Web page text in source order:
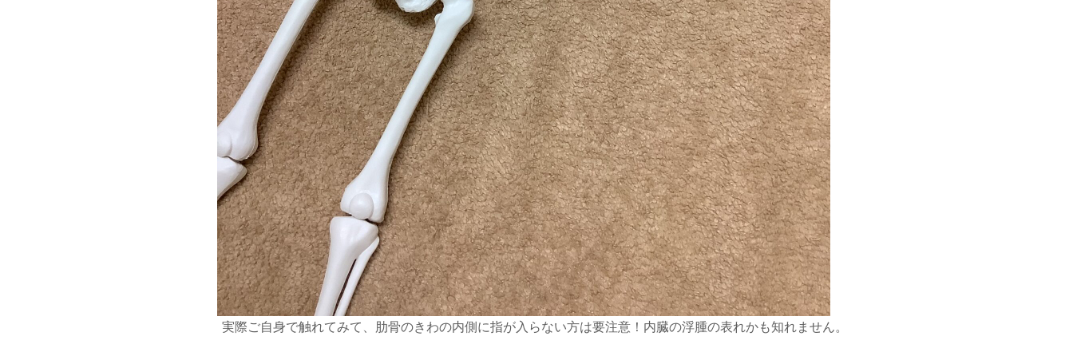
実際ご自身で触れてみて、肋骨のきわの内側に指が入らない方は要注意！内臓の浮腫の表れかも知れません。